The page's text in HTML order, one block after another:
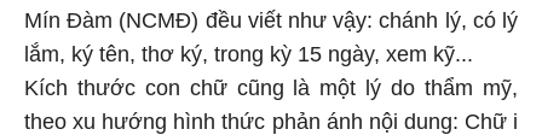
Mín Đàm (NCMĐ) đều viết như vậy: chánh lý, có lý
lắm, ký tên, thơ ký, trong kỳ 15 ngày, xem kỹ...
Kích thước con chữ cũng là một lý do thẩm mỹ,
theo xu hướng hình thức phản ánh nội dung: Chữ i